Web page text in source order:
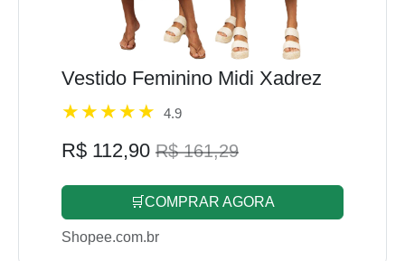
Vestido Feminino Midi Xadrez
4.9
R$ 112,90 R$ 161,29
🛒COMPRAR AGORA
Shopee.com.br